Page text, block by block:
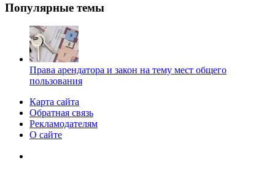
Популярные темы
Права арендатора и закон на тему мест общего
пользования
Карта сайта
Обратная связь
Рекламодателям
О сайте